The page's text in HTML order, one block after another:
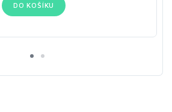
DO KOŠÍKU